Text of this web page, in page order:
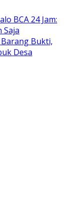
BCA 24 Jam:
Saja
Bukti,
Desa